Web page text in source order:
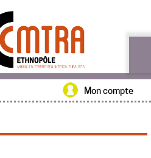
Mon compte